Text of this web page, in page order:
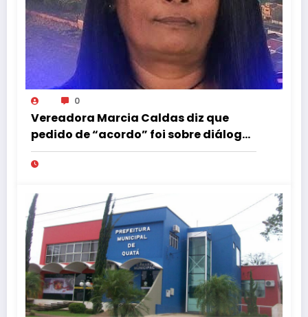
0
Vereadora Marcia Caldas diz que
pedido de “acordo” foi sobre diálogo
institucional